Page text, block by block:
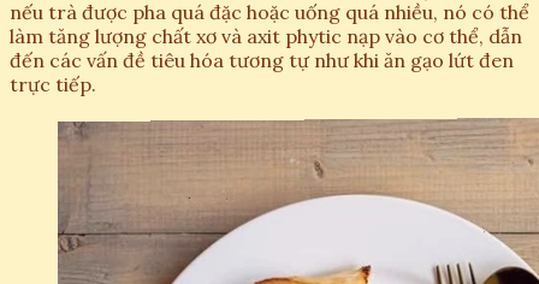
nếu trà được pha quá đặc hoặc uống quá nhiều, nó có thể
làm tăng lượng chất xơ và axit phytic nạp vào cơ thể, dẫn
đến các vấn đề tiêu hóa tương tự như khi ăn gạo lứt đen
trực tiếp.